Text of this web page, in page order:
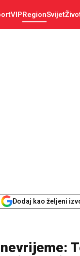
VIPRegionSvijet
Dodaj kao željeni